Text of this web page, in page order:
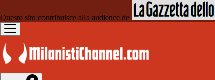
Questo sito contribuisce alla audience de